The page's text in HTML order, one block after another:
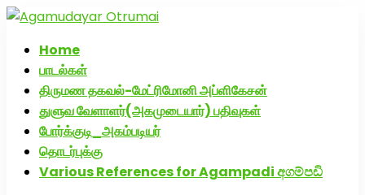
Home
பாடல்கள்
திருமண தகவல்-மேட்ரிமோனி அப்ளிகேசன்
துளுவ வேளாளர்(அகமுடையார்) பதிவுகள்
போர்க்குடி_அகம்படியர்
தொடர்புக்கு
Various References for Agampadi අගම්පඩි
அகமுடையார் திருமண வரன்களுக்கு அகமுடையார்மேட்ரி-பெண்